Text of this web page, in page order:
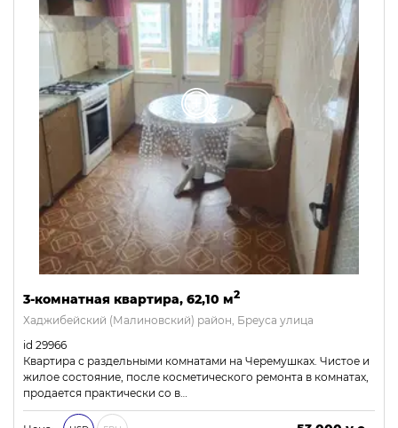
3-комнатная квартира, 62,10 м2
Хаджибейский (Малиновский) район, Бреуса улица
id 29966
Квартира с раздельными комнатами на Черемушках. Чистое и
жилое состояние, после косметического ремонта в комнатах,
продается практически со в…